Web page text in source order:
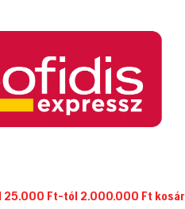
25.000 Ft-tól 2.000.000 Ft kosár